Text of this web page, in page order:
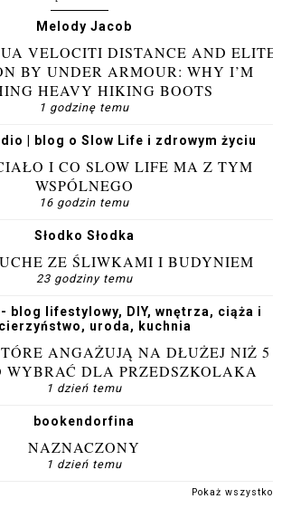
Melody Jacob
VELOCITI DISTANCE AND ELITE
BY UNDER ARMOUR: WHY I’M
HEAVY HIKING BOOTS
1 godzinę temu
| blog o Slow Life i zdrowym życiu
I CO SLOW LIFE MA Z TYM
WSPÓLNEGO
16 godzin temu
Słodko Słodka
ZE ŚLIWKAMI I BUDYNIEM
23 godziny temu
- blog lifestylowy, DIY, wnętrza, ciąża i
uroda, kuchnia
ANGAŻUJĄ NA DŁUŻEJ NIŻ 5
WYBRAĆ DLA PRZEDSZKOLAKA
1 dzień temu
bookendorfina
NAZNACZONY
1 dzień temu
Pokaż wszystko